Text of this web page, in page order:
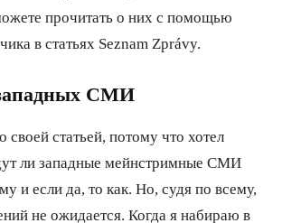
прочитать о них с помощью
в статьях Seznam Zprávy.
СМИ
своей статьей, потому что хотел
ли западные мейнстримные СМИ
и если да, то как. Но, судя по всему,
не ожидается. Когда я набираю в